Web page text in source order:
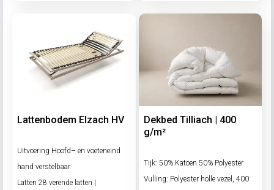
Lattenbodem Elzach HV
Uitvoering Hoofd– en voeteneind
hand verstelbaar
Latten 28 verende latten |
Dekbed Tilliach | 400
g/m²
Tijk: 50% Katoen 50% Polyester
Vulling: Polyester holle vezel, 400